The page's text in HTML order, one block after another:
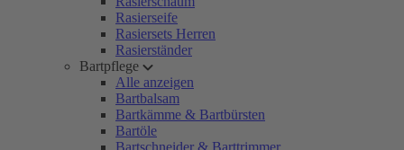
Rasierseife
Rasiersets Herren
Rasierständer
Bartpflege
Alle anzeigen
Bartbalsam
Bartkämme & Bartbürsten
Bartöle
Bartschneider & Barttrimmer